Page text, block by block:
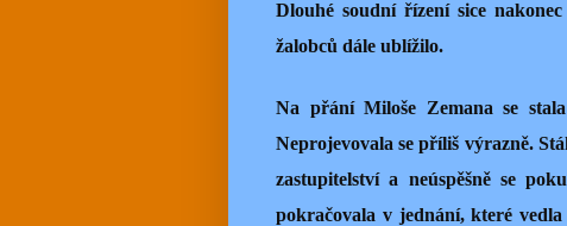
Dlouhé soudní řízení sice
žalobců dále ublížilo.
Na přání Miloše Zemana se
Neprojevovala se příliš výrazně.
zastupitelství a neúspěšně se
pokračovala v jednání, které